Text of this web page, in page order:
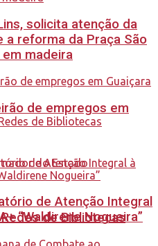
de Bibliotecas
solicita atenção da
a reforma da Praça São
em madeira
de empregos em
de Atenção Integral
“Waldirene Nogueira”